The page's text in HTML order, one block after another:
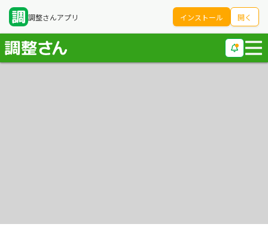
調整さんアプリ インストール 開く